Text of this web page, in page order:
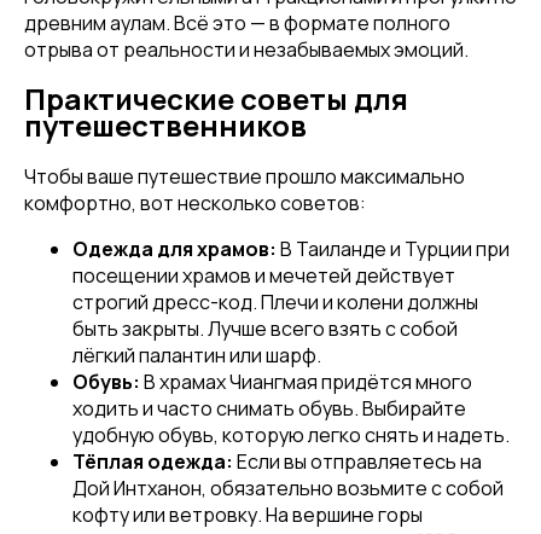
древним аулам. Всё это — в формате полного
отрыва от реальности и незабываемых эмоций.
Практические советы для
путешественников
Чтобы ваше путешествие прошло максимально
комфортно, вот несколько советов:
Одежда для храмов: В Таиланде и Турции при
посещении храмов и мечетей действует
строгий дресс-код. Плечи и колени должны
быть закрыты. Лучше всего взять с собой
лёгкий палантин или шарф.
Обувь: В храмах Чиангмая придётся много
ходить и часто снимать обувь. Выбирайте
удобную обувь, которую легко снять и надеть.
Тёплая одежда: Если вы отправляетесь на
Дой Интханон, обязательно возьмите с собой
кофту или ветровку. На вершине горы